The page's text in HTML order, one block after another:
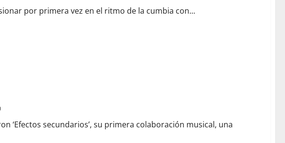
por primera vez en el ritmo de la cumbia con...
‘Efectos secundarios’, su primera colaboración musical, una